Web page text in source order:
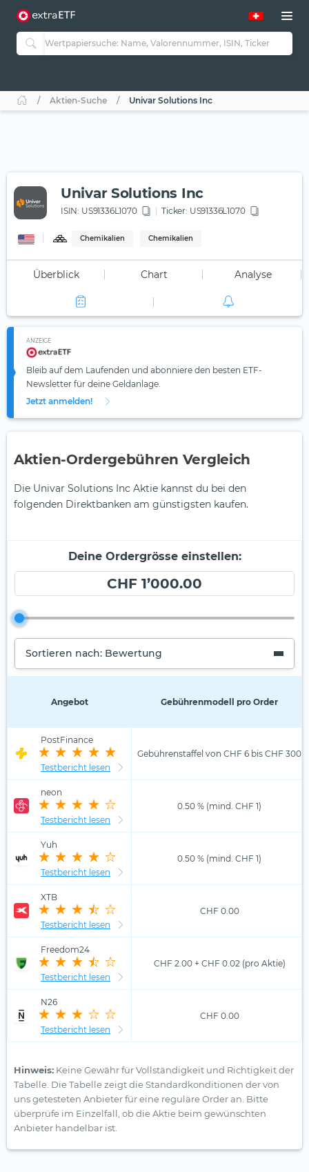
Aktien-Suche Univar Solutions Inc
Univar Solutions Inc
ISIN: US91336L1070 Ticker: US91336L1070
Chemikalien Chemikalien
Überblick Chart Analyse
ANZEIGE
Bleib auf dem Laufenden und abonniere den besten ETF-
Newsletter für deine Geldanlage.
Jetzt anmelden!
Aktien-Ordergebühren Vergleich
Die Univar Solutions Inc Aktie kannst du bei den
folgenden Direktbanken am günstigsten kaufen.
Deine Ordergrösse einstellen:
CHF 1’000.00
Sortieren nach: Bewertung
Angebot Gebührenmodell pro Order
PostFinance
Testbericht lesen
Gebührenstaffel von CHF 6 bis CHF 300
neon
Testbericht lesen
0.50 % (mind. CHF 1)
Yuh
Testbericht lesen
0.50 % (mind. CHF 1)
XTB
Testbericht lesen
CHF 0.00
Freedom24
Testbericht lesen
CHF 2.00 + CHF 0.02 (pro Aktie)
N26
Testbericht lesen
CHF 0.00
Hinweis: Keine Gewähr für Vollständigkeit und Richtigkeit der
Tabelle. Die Tabelle zeigt die Standardkonditionen der von
uns getesteten Anbieter für eine reguläre Order an. Bitte
überprüfe im Einzelfall, ob die Aktie beim gewünschten
Anbieter handelbar ist.